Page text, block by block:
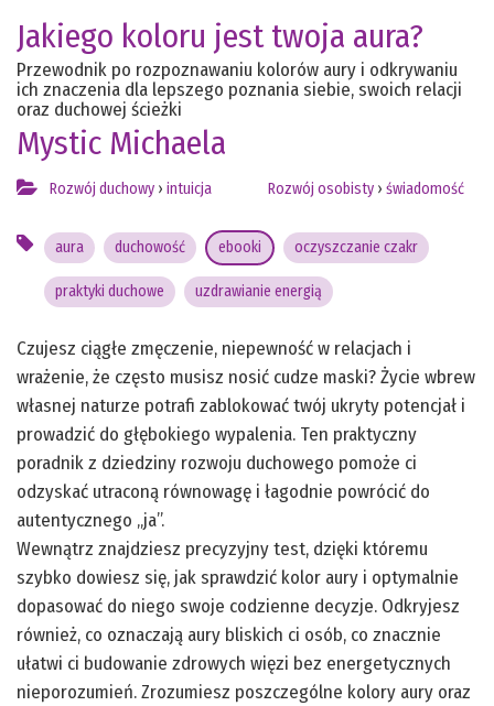
Jakiego koloru jest twoja aura?
Przewodnik po rozpoznawaniu kolorów aury i odkrywaniu
ich znaczenia dla lepszego poznania siebie, swoich relacji
oraz duchowej ścieżki
Mystic Michaela
Rozwój duchowy › intuicja Rozwój osobisty › świadomość
aura duchowość ebooki oczyszczanie czakr
praktyki duchowe uzdrawianie energią
Czujesz ciągłe zmęczenie, niepewność w relacjach i
wrażenie, że często musisz nosić cudze maski? Życie wbrew
własnej naturze potrafi zablokować twój ukryty potencjał i
prowadzić do głębokiego wypalenia. Ten praktyczny
poradnik z dziedziny rozwoju duchowego pomoże ci
odzyskać utraconą równowagę i łagodnie powrócić do
autentycznego „ja”.
Wewnątrz znajdziesz precyzyjny test, dzięki któremu
szybko dowiesz się, jak sprawdzić kolor aury i optymalnie
dopasować do niego swoje codzienne decyzje. Odkryjesz
również, co oznaczają aury bliskich ci osób, co znacznie
ułatwi ci budowanie zdrowych więzi bez energetycznych
nieporozumień. Zrozumiesz poszczególne kolory aury oraz